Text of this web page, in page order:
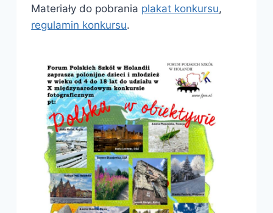
Materiały do pobrania plakat konkursu,
regulamin konkursu.